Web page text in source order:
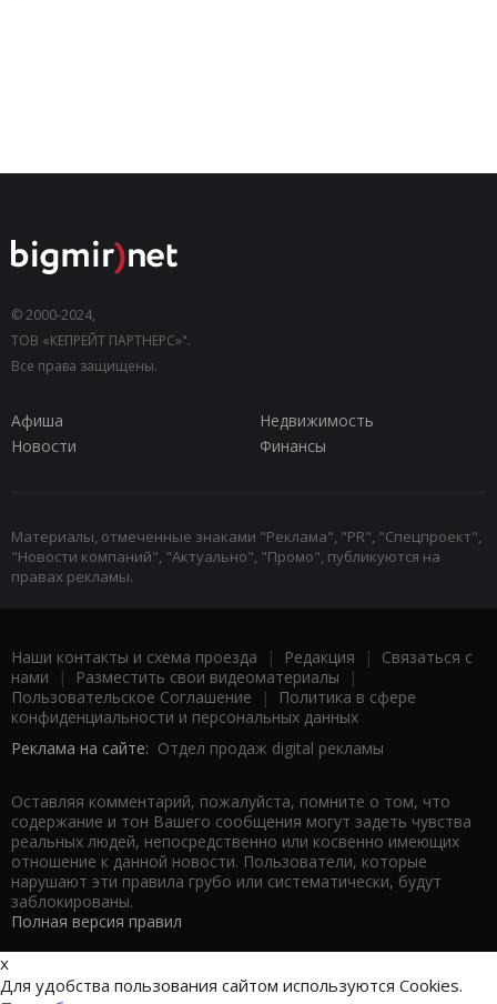
© 2000-2024,
ТОВ «КЕПРЕЙТ ПАРТНЕРС»".
Все права защищены.
Афиша
Недвижимость
Новости
Финансы
Материалы, отмеченные знаками "Реклама", "PR", "Спецпроект",
"Новости компаний", "Актуально", "Промо", публикуются на
правах рекламы.
Наши контакты и схема проезда | Редакция | Связаться с
нами | Разместить свои видеоматериалы |
Пользовательское Соглашение |
Политика в сфере
конфиденциальности и персональных данных
Реклама на сайте: Отдел продаж digital рекламы
Оставляя комментарий, пожалуйста, помните о том, что
содержание и тон Вашего сообщения могут задеть чувства
реальных людей, непосредственно или косвенно имеющих
отношение к данной новости. Пользователи, которые
нарушают эти правила грубо или систематически, будут
заблокированы.
Полная версия правил
x
Для удобства пользования сайтом используются Cookies.